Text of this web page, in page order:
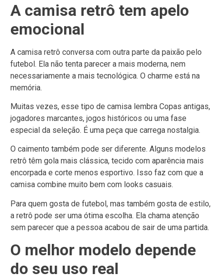
A camisa retrô tem apelo
emocional
A camisa retrô conversa com outra parte da paixão pelo
futebol. Ela não tenta parecer a mais moderna, nem
necessariamente a mais tecnológica. O charme está na
memória.
Muitas vezes, esse tipo de camisa lembra Copas antigas,
jogadores marcantes, jogos históricos ou uma fase
especial da seleção. É uma peça que carrega nostalgia.
O caimento também pode ser diferente. Alguns modelos
retrô têm gola mais clássica, tecido com aparência mais
encorpada e corte menos esportivo. Isso faz com que a
camisa combine muito bem com looks casuais.
Para quem gosta de futebol, mas também gosta de estilo,
a retrô pode ser uma ótima escolha. Ela chama atenção
sem parecer que a pessoa acabou de sair de uma partida.
O melhor modelo depende
do seu uso real